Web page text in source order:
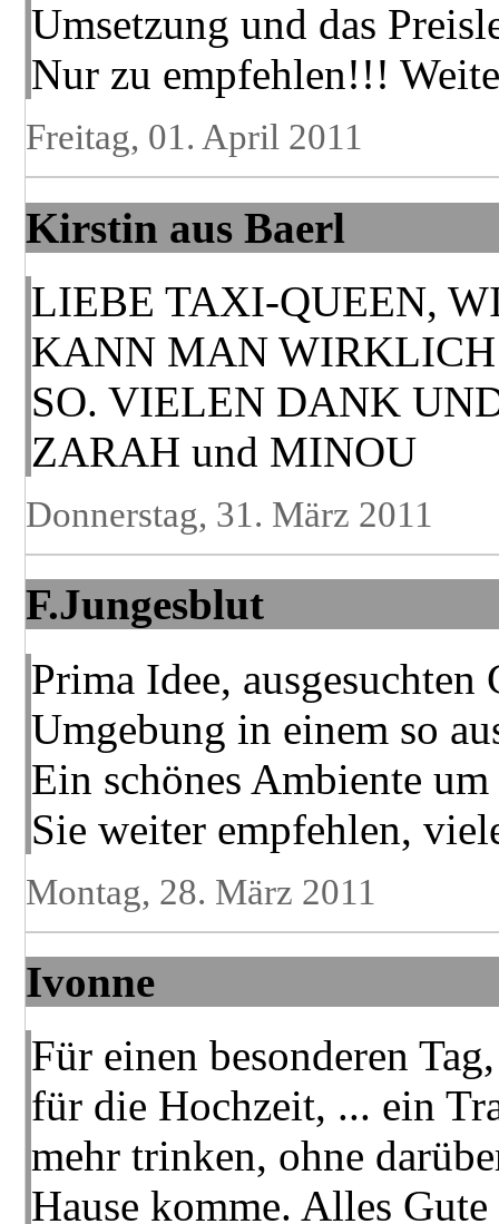
Umsetzung und das
Nur zu empfehlen!!!
Freitag, 01. April 2011
Kirstin aus Baerl
LIEBE TAXI-QUEEN,
KANN MAN
SO. VIELEN DANK
ZARAH und MINOU
Donnerstag, 31. März 2011
F.Jungesblut
Prima Idee,
Umgebung in einem so
Ein schönes Ambiente
Sie weiter empfehlen,
Montag, 28. März 2011
Ivonne
Für einen besonderen
für die Hochzeit, ... ein
mehr trinken, ohne
Hause komme. Alles